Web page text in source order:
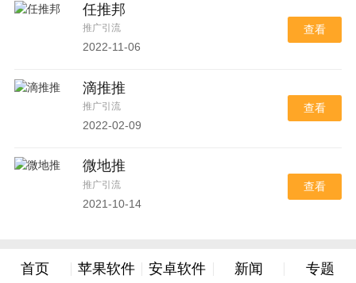
任推邦
推广引流
2022-11-06
查看
滴推推
推广引流
2022-02-09
查看
微地推
推广引流
2021-10-14
查看
首页 苹果软件 安卓软件 新闻 专题